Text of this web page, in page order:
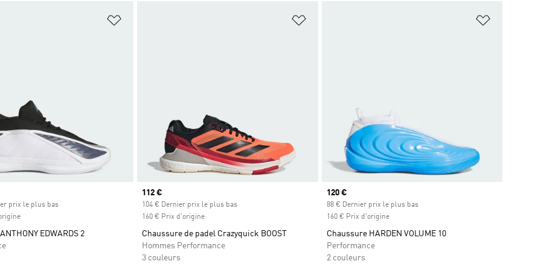
prix le plus bas
EDWARDS 2
Prix actuel
112 €
104 € Dernier prix le plus bas
160 € Prix d'origine
Chaussure de padel Crazyquick BOOST
Hommes Performance
3 couleurs
Prix actuel
120 €
88 € Dernier prix le plus bas
160 € Prix d'origine
Chaussure HARDEN VOLUME 10
Performance
2 couleurs